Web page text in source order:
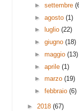
►settembre
►agosto(1)
►
luglio(22)
►giugno(18)
►maggio(13)
►aprile(1)
►marzo(19)
►febbraio(6)
► 2018 (67)